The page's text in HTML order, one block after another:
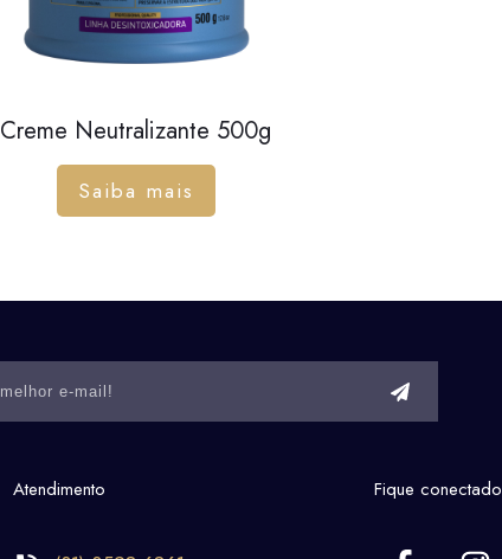
Creme Neutralizante 500g
Saiba mais
Atendimento Fique conectado